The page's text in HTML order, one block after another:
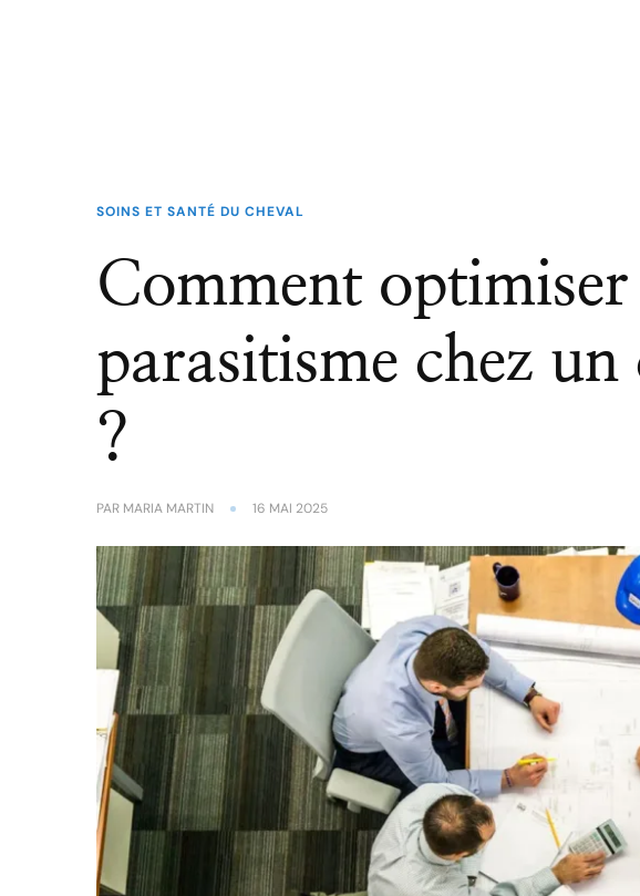
SOINS ET SANTÉ DU CHEVAL
Comment
parasitisme chez
?
PAR MARIA MARTIN 16 MAI 2025